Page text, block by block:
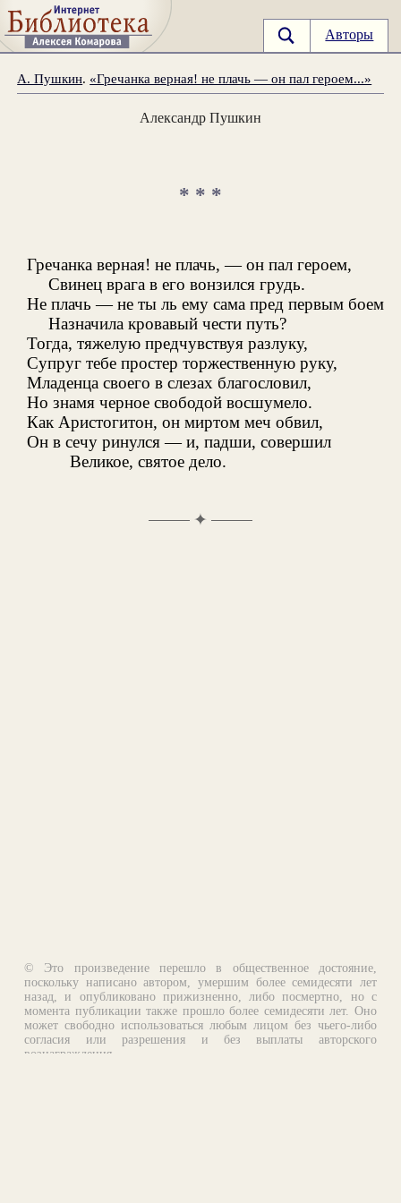
Авторы
А. Пушкин. «Гречанка верная! не плачь — он пал героем...»
Александр Пушкин
* * *
Гречанка верная! не плачь, — он пал героем,
Свинец врага в его вонзился грудь.
Не плачь — не ты ль ему сама пред первым боем
Назначила кровавый чести путь?
Тогда, тяжелую предчувствуя разлуку,
Супруг тебе простер торжественную руку,
Младенца своего в слезах благословил,
Но знамя черное свободой восшумело.
Как Аристогитон, он миртом меч обвил,
Он в сечу ринулся — и, падши, совершил
Великое, святое дело.
✦
© Это произведение перешло в общественное достояние,
поскольку написано автором, умершим более семидесяти лет
назад, и опубликовано прижизненно, либо посмертно, но с
момента публикации также прошло более семидесяти лет. Оно
может свободно использоваться любым лицом без чьего-либо
согласия или разрешения и без выплаты авторского
вознаграждения.